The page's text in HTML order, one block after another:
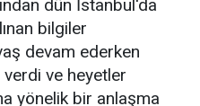
dün İstanbul'da
bilgiler
devam ederken
ve heyetler
yönelik bir anlaşma